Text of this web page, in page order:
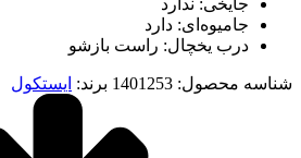
جایخی: ندارد
جامیوه‌ای: دارد
درب یخچال: راست بازشو
شناسه محصول: 1401253 برند: ایستکول